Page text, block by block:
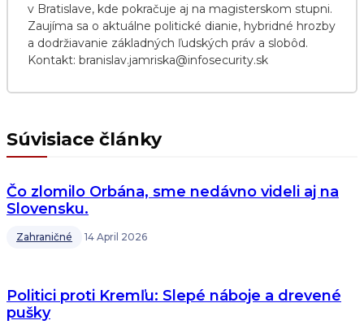
v Bratislave, kde pokračuje aj na magisterskom stupni.
Zaujíma sa o aktuálne politické dianie, hybridné hrozby
a dodržiavanie základných ľudských práv a slobôd.
Kontakt: branislav.jamriska@infosecurity.sk
Súvisiace články
Čo zlomilo Orbána, sme nedávno videli aj na
Slovensku.
Zahraničné 14 April 2026
Politici proti Kremľu: Slepé náboje a drevené
pušky